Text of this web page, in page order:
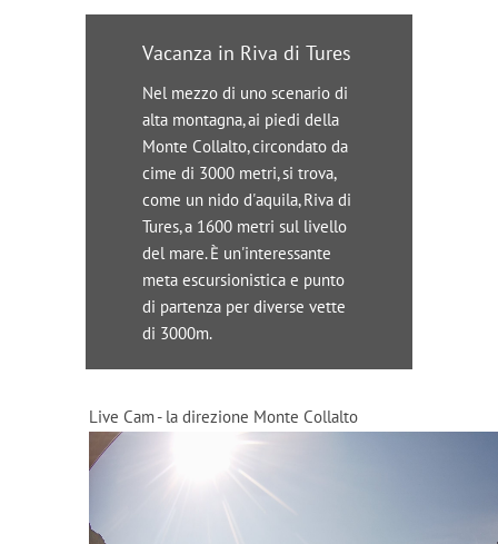
Vacanza in Riva di Tures
Nel mezzo di uno scenario di
alta montagna, ai piedi della
Monte Collalto, circondato da
cime di 3000 metri, si trova,
come un nido d'aquila, Riva di
Tures, a 1600 metri sul livello
del mare. È un'interessante
meta escursionistica e punto
di partenza per diverse vette
di 3000m.
Live Cam - la direzione Monte Collalto